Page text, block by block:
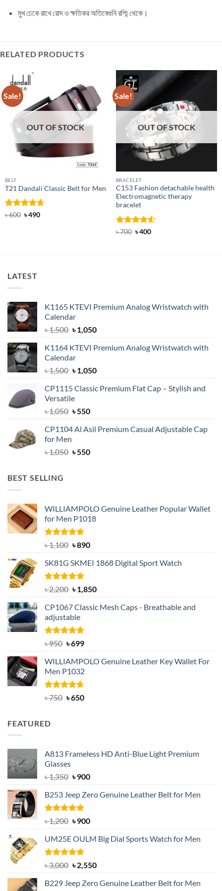
মুখ ঢেকে রাখে রোদ ও ক্ষতিকর অতিবেগুনি রশ্মি থেকে।
RELATED PRODUCTS
Sale!
OUT OF STOCK
BELT
T21 Dandali Classic Belt for Men
Rated4.67
৳600 Original
৳490Current
Sale!
OUT OF STOCK
BRACELET
C153 Fashion detachable health
Electromagnetic therapy
bracelet
Rated4.5
৳700 Original
৳400Current
LATEST
K1165 KTEVI Premium Analog Wristwatch with
Calendar
৳1,500 Original
was:
৳ 1,500.
৳1,050Current
is:
K1164 KTEVI Premium Analog Wristwatch with
Calendar
৳1,500 Original
was:
৳ 1,500.
৳1,050Current
is:
CP1115 Classic Premium Flat Cap – Stylish and
Versatile
৳1,050 Original
was:
৳550Current
is:
CP1104 Al Asil Premium Casual Adjustable Cap
for Men
৳1,050 Original
৳550Current
BEST SELLING
WILLIAMPOLO Genuine Leather Popular Wallet
for Men P1018
Rated5.00
out of 5
৳1,100 Original
was:
৳ 1,100.
৳890Current
is:
SK81G SKMEI 1868 Digital Sport Watch
Rated5.00
out of 5
৳2,200 Original
was:
৳ 2,200.
৳1,850Current
is:
CP1067 Classic Mesh Caps - Breathable and
adjustable
Rated5.00
৳950 Original
was:
৳ 950.
৳699Current
is:
৳ 699.
WILLIAMPOLO Genuine Leather Key Wallet For
Men P1032
Rated4.63
৳750 Original
৳650Current
FEATURED
A813 Frameless HD Anti-Blue Light Premium
Glasses
৳1,350 Original
was:
৳ 1,350.
৳900Current
is:
B253 Jeep Zero Genuine Leather Belt for Men
Rated5.00
out of 5
৳1,200 Original
was:
৳ 1,200.
৳900Current
is:
UM25E OULM Big Dial Sports Watch for Men
Rated5.00
out of 5
৳3,000 Original
was:
৳2,550Current
is:
B229 Jeep Zero Genuine Leather Belt for Men